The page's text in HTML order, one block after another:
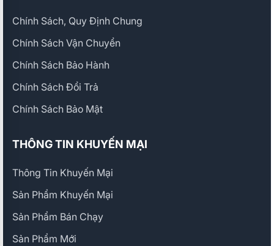
Chính Sách, Quy Định Chung
Chính Sách Vận Chuyển
Chính Sách Bảo Hành
Chính Sách Đổi Trả
Chính Sách Bảo Mật
THÔNG TIN KHUYẾN MẠI
Thông Tin Khuyến Mại
Sản Phẩm Khuyến Mại
Sản Phẩm Bán Chạy
Sản Phẩm Mới